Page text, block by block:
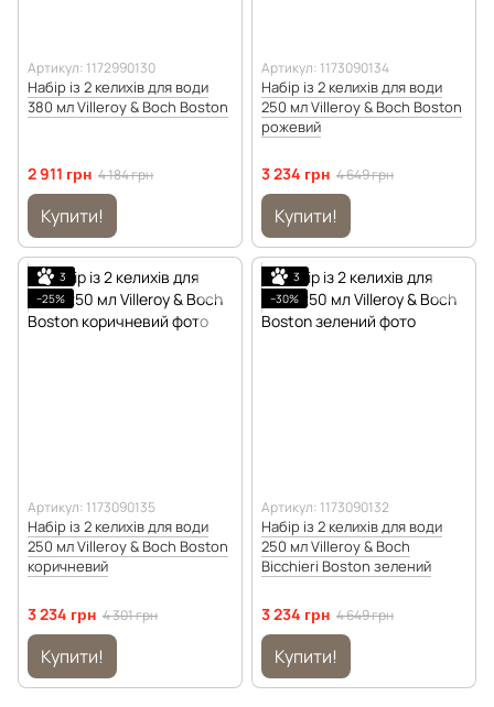
Артикул: 1172990130
Набір із 2 келихів для води
380 мл Villeroy & Boch Boston
2 911 грн 4 184 грн
Купити!
Артикул: 1173090134
Набір із 2 келихів для води
250 мл Villeroy & Boch Boston
рожевий
3 234 грн 4 649 грн
Купити!
3
−25%
Артикул: 1173090135
Набір із 2 келихів для води
250 мл Villeroy & Boch Boston
коричневий
3 234 грн 4 301 грн
Купити!
3
−30%
Артикул: 1173090132
Набір із 2 келихів для води
250 мл Villeroy & Boch
Bicchieri Boston зелений
3 234 грн 4 649 грн
Купити!